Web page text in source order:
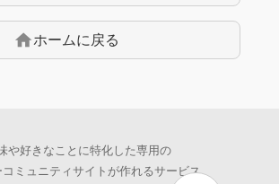
homeホームに戻る
や好きなことに特化した専用の
コミュニティサイトが作れるサービス